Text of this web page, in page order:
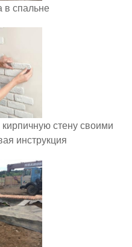
в спальне
стену своими
инструкция